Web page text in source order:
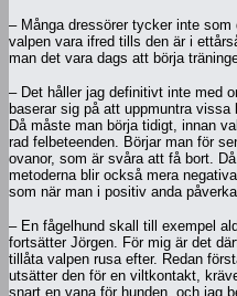
– Många dressörer tycker inte
valpen vara ifred tills den är i
man det vara dags att börja
– Det håller jag definitivt inte med
baserar sig på att uppmuntra vissa
Då måste man börja tidigt, innan
rad felbeteenden. Börjar man för
ovanor, som är svåra att få bort.
metoderna blir också mera
som när man i positiv anda
– En fågelhund skall till exempel
fortsätter Jörgen. För mig är det
tillåta valpen rusa efter. Redan
utsätter den för en viltkontakt,
snart en vana för hunden, och jag